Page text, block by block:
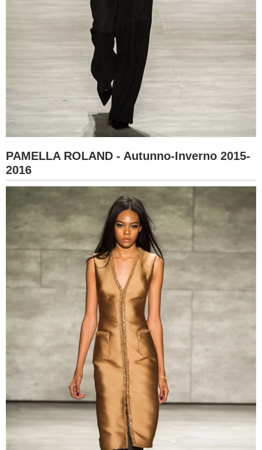
PAMELLA ROLAND - Autunno-Inverno 2015-
2016